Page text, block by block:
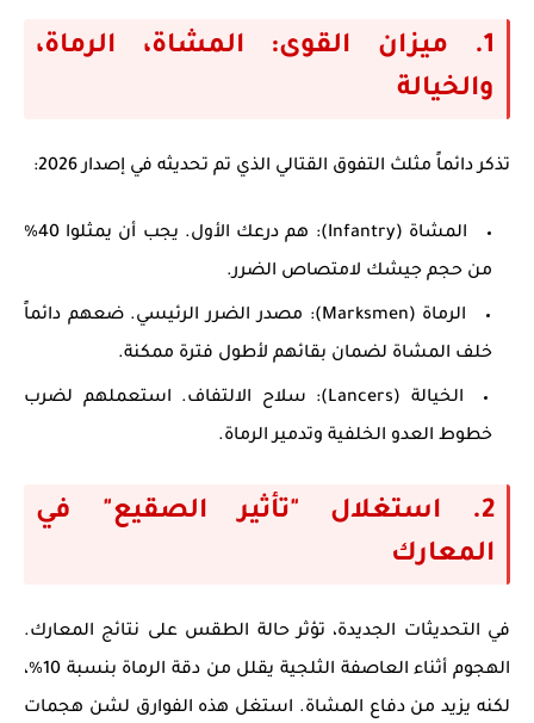
1. ميزان القوى: المشاة، الرماة،
والخيالة
تذكر دائماً مثلث التفوق القتالي الذي تم تحديثه في إصدار 2026:
المشاة (Infantry):
هم درعك الأول. يجب أن يمثلوا 40%
من حجم جيشك لامتصاص الضرر.
الرماة (Marksmen):
مصدر الضرر الرئيسي. ضعهم دائماً
خلف المشاة لضمان بقائهم لأطول فترة ممكنة.
الخيالة (Lancers):
سلاح الالتفاف. استعملهم لضرب
خطوط العدو الخلفية وتدمير الرماة.
2. استغلال "تأثير الصقيع" في
المعارك
في التحديثات الجديدة، تؤثر حالة الطقس على نتائج المعارك.
الهجوم أثناء العاصفة الثلجية يقلل من دقة الرماة بنسبة 10%،
لكنه يزيد من دفاع المشاة. استغل هذه الفوارق لشن هجمات